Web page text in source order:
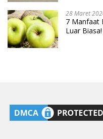
28 Maret
7 Manfaat
Luar Biasa!